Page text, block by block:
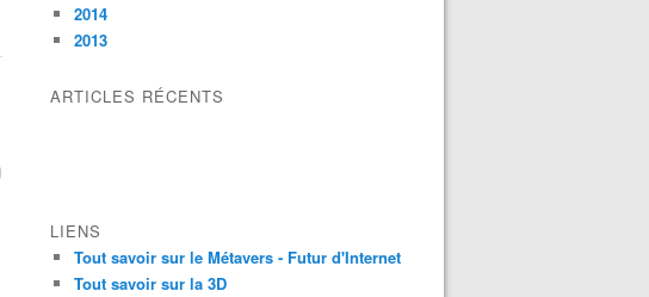
2014
2013
ARTICLES RÉCENTS
LIENS
Tout savoir sur le Métavers - Futur d'Internet
Tout savoir sur la 3D